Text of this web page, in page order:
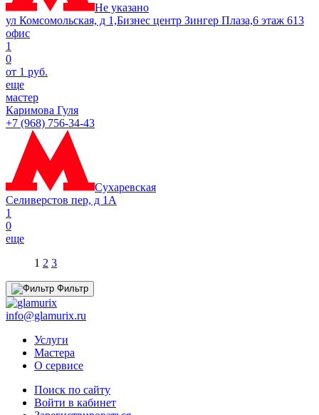
Не указано
ул Комсомольская, д 1,Бизнес центр Зингер Плаза,6 этаж 613
офис
1
0
от 1 руб.
еще
мастер
Каримова Гуля
+7 (968) 756-34-43
Сухаревская
Селиверстов пер, д 1А
1
0
еще
1 2 3
Фильтр
info@glamurix.ru
Услуги
Мастера
О сервисе
Поиск по сайту
Войти в кабинет